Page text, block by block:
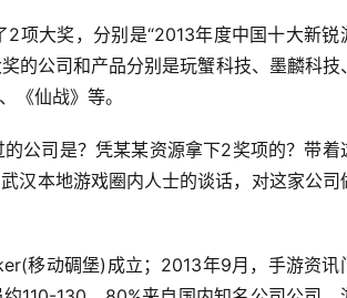
项大奖，分别是“2013年度中国十大新锐
的公司和产品分别是玩蟹科技、墨麟科技
《仙战》等。
公司是？凭某某资源拿下2奖项的？带着
汉本地游戏圈内人士的谈话，对这家公司
移动碉堡)成立；2013年9月，手游资讯